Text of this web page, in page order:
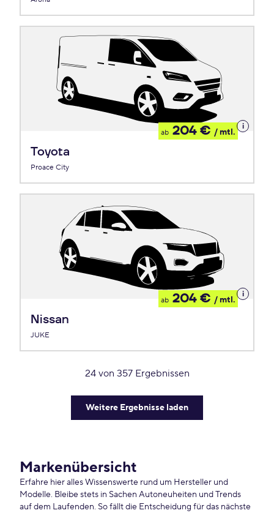
Toyota
Proace City
ab 204 € / mtl.
Details
zum
Nissan
JUKE
ab 204 € / mtl.
Details
zum
24 von 357 Ergebnissen
Weitere Ergebnisse laden
Markenübersicht
Erfahre hier alles Wissenswerte rund um Hersteller und
Modelle. Bleibe stets in Sachen Autoneuheiten und Trends
auf dem Laufenden. So fällt die Entscheidung für das nächste